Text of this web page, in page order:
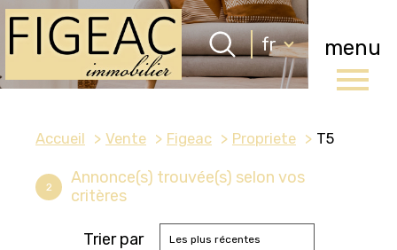
menu
Langue
fr
Accueil 0 Langue
fr
Accueil Vente Figeac Propriete T5
2
Annonce(s) trouvée(s) selon vos
critères
Trier par Les plus récentes